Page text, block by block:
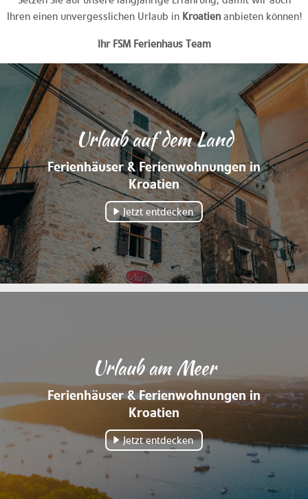
Ihren einen unvergesslichen Urlaub in Kroatienanbieten können!
Ihr FSM Ferienhaus Team
Urlaub auf dem Land
Ferienhäuser & Ferienwohnungen in
Kroatien
Jetzt entdecken
Urlaub am Meer
Ferienhäuser & Ferienwohnungen in
Kroatien
Jetzt entdecken